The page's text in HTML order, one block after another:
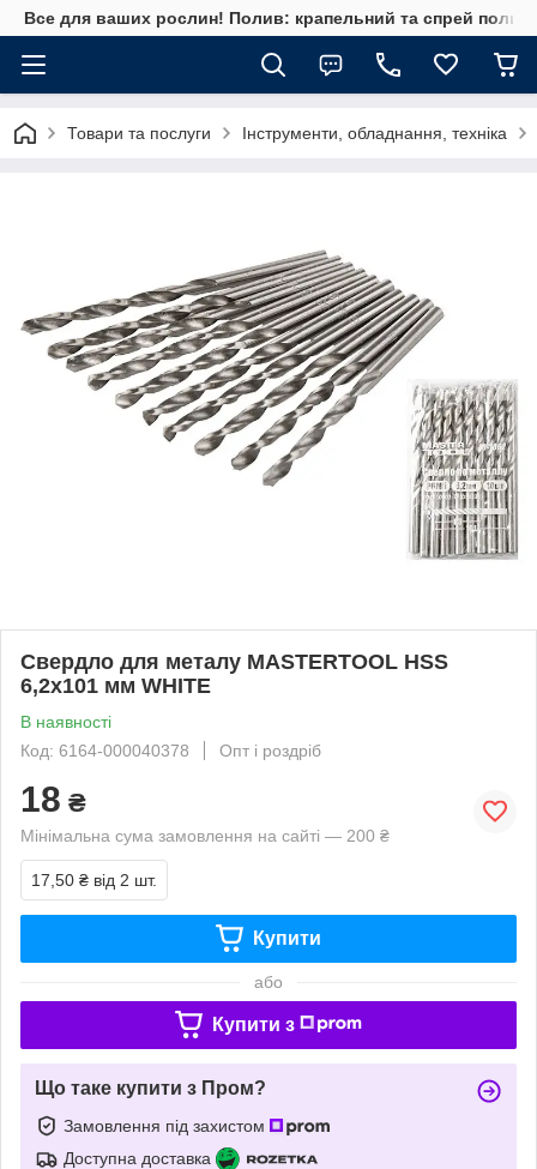
Все для ваших рослин! Полив: крапельний та спрей полив,
Товари та послуги Інструменти, обладнання, техніка
Свердло для металу MASTERTOOL HSS
6,2х101 мм WHITE
В наявності
Код: 6164-000040378
Опт і роздріб
18 ₴
Мінімальна сума замовлення на сайті — 200 ₴
17,50 ₴ від 2 шт.
Купити
або
Купити з
Що таке купити з Пром?
Замовлення під захистом
Доступна доставка